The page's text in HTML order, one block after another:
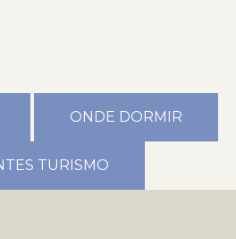
ONDE DORMIR
TURISMO